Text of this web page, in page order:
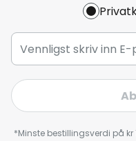
*Minste bestillingsverdi på kr